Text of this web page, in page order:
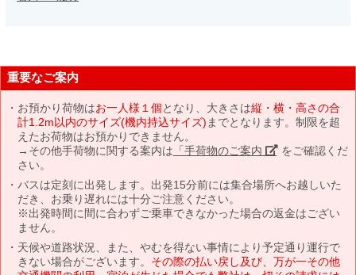
重要なご案内
お預かり荷物はお一人様１個となり、大きさは縦・横・高さの合
計1.2m以内のサイズ(機内持込サイズ) までとなります。制限を超
えたお荷物はお預かりできません。
→その他手荷物に関する案内は 「手荷物のご案内」 をご確認くだ
さい。
バスは定刻に出発します。出発15分前には集合場所へお越しいた
だき、お乗り遅れには十分ご注意ください。
※出発時間に間に合わずご乗車できなかった場合の返金はござい
ません。
天候や道路状況、また、やむを得ない事情により予定通り運行で
きない場合がございます。 その際の払い戻し及び、万が一その他